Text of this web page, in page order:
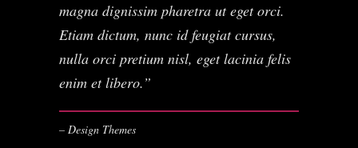
magna dignissim pharetra ut eget orci.
Etiam dictum, nunc id feugiat cursus,
nulla orci pretium nisl, eget lacinia felis
enim et libero.
– Design Themes